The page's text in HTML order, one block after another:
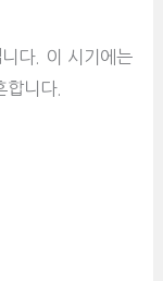
다. 이 시기에는
합니다.